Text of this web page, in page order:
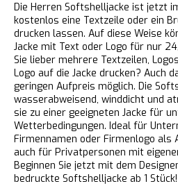
Die Herren Softshelljacke ist jetzt
kostenlos eine Textzeile oder ein
drucken lassen. Auf diese Weise
Jacke mit Text oder Logo für nur
Sie lieber mehrere Textzeilen,
Logo auf die Jacke drucken? Auch
geringen Aufpreis möglich. Die
wasserabweisend, winddicht und
sie zu einer geeigneten Jacke für
Wetterbedingungen. Ideal für
Firmennamen oder Firmenlogo als
auch für Privatpersonen mit
Beginnen Sie jetzt mit dem
bedruckte Softshelljacke ab 1 Stück!